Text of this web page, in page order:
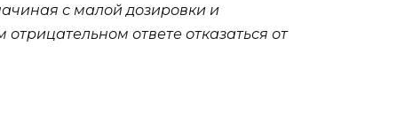
с малой дозировки и
ответе отказаться от